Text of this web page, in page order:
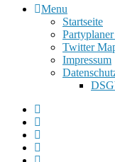
Menu
Startseite
Twitter
Impressum